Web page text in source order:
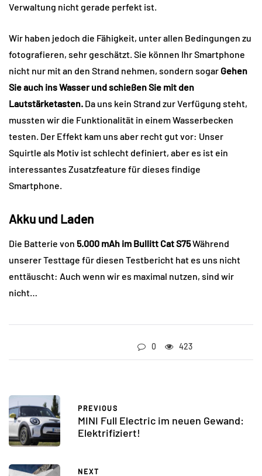
Verwaltung nicht gerade perfekt ist.
Wir haben jedoch die Fähigkeit, unter allen Bedingungen zu
fotografieren, sehr geschätzt. Sie können Ihr Smartphone
nicht nur mit an den Strand nehmen, sondern sogar Gehen
Sie auch ins Wasser und schießen Sie mit den
Lautstärketasten. Da uns kein Strand zur Verfügung steht,
mussten wir die Funktionalität in einem Wasserbecken
testen. Der Effekt kam uns aber recht gut vor: Unser
Squirtle als Motiv ist schlecht definiert, aber es ist ein
interessantes Zusatzfeature für dieses findige
Smartphone.
Akku und Laden
Die Batterie von 5.000 mAh im Bullitt Cat S75Während
unserer Testtage für diesen Testbericht hat es uns nicht
enttäuscht: Auch wenn wir es maximal nutzen, sind wir
nicht…
0 423
PREVIOUS
MINI Full Electric im neuen Gewand:
Elektrifiziert!
NEXT